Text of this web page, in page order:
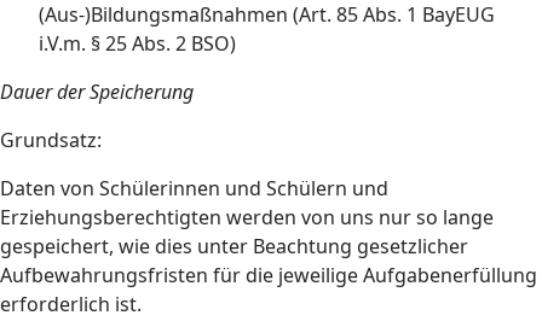
(Aus-)Bildungsmaßnahmen (Art. 85 Abs. 1 BayEUG
i.V.m. § 25 Abs. 2 BSO)
Dauer der Speicherung
Grundsatz:
Daten von Schülerinnen und Schülern und
Erziehungsberechtigten werden von uns nur so lange
gespeichert, wie dies unter Beachtung gesetzlicher
Aufbewahrungsfristen für die jeweilige Aufgabenerfüllung
erforderlich ist.